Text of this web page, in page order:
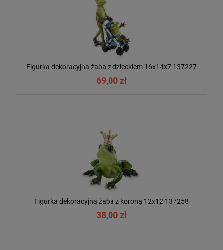
Figurka dekoracyjna żaba z dzieckiem 16x14x7 137227
69,00 zł
Figurka dekoracyjna żaba z koroną 12x12 137258
38,00 zł